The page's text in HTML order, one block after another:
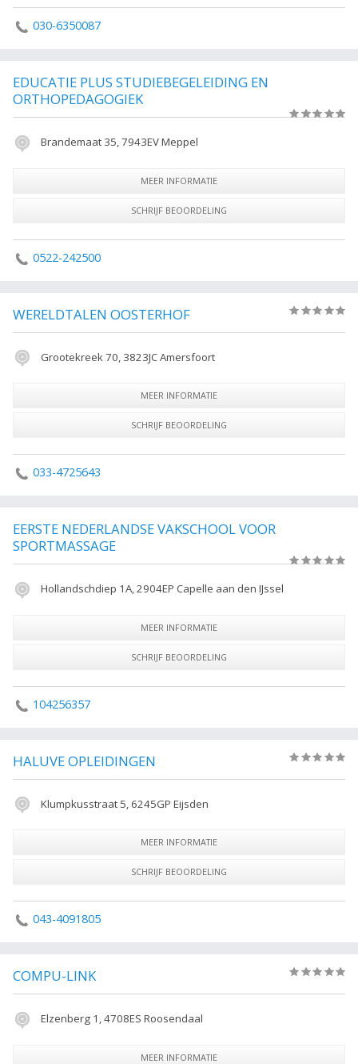
030-6350087
EDUCATIE PLUS STUDIEBEGELEIDING EN
ORTHOPEDAGOGIEK
Brandemaat 35, 7943EV Meppel
MEER INFORMATIE
SCHRIJF BEOORDELING
0522-242500
WERELDTALEN OOSTERHOF
Grootekreek 70, 3823JC Amersfoort
MEER INFORMATIE
SCHRIJF BEOORDELING
033-4725643
EERSTE NEDERLANDSE VAKSCHOOL VOOR
SPORTMASSAGE
Hollandschdiep 1A, 2904EP Capelle aan den IJssel
MEER INFORMATIE
SCHRIJF BEOORDELING
104256357
HALUVE OPLEIDINGEN
Klumpkusstraat 5, 6245GP Eijsden
MEER INFORMATIE
SCHRIJF BEOORDELING
043-4091805
COMPU-LINK
Elzenberg 1, 4708ES Roosendaal
MEER INFORMATIE